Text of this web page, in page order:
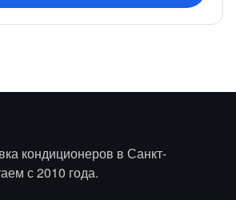
кондиционеров в Санкт-
с 2010 года.